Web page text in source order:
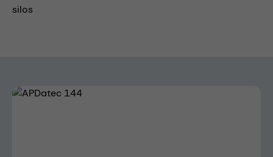
silos
Skip image gallery